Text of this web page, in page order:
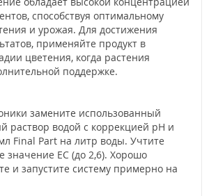
способствуя оптимальному
и урожая. Для достижения
применяйте продукт в
цветения, когда растения
поддержке.
замените использованный
раствор водой с коррекцией pH и
Final Part на литр воды. Учтите
значение EC (до 2,6). Хорошо
и запустите систему примерно на